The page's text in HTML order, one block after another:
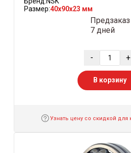
Размер:40x90x23 мм
Предзаказ
7 дней
- +
В корзину
Узнать цену со скидкой